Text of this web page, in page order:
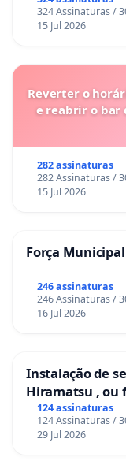
324 Assinaturas /
15 Jul 2026
Reverter o
e reabrir o bar
282 assinaturas
282 Assinaturas /
15 Jul 2026
Força
246 assinaturas
246 Assinaturas /
16 Jul 2026
Instalação de
Hiramatsu , ou
124 assinaturas
124 Assinaturas /
29 Jul 2026